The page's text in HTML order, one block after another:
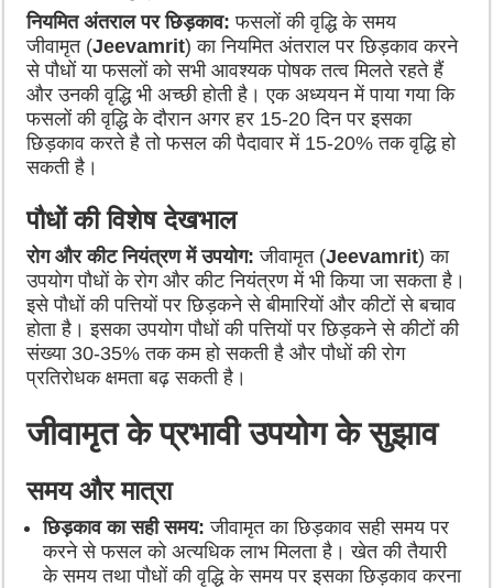
नियमित अंतराल पर छिड़काव: फसलों की वृद्धि के समय
जीवामृत (Jeevamrit) का नियमित अंतराल पर छिड़काव करने
से पौधों या फसलों को सभी आवश्यक पोषक तत्व मिलते रहते हैं
और उनकी वृद्धि भी अच्छी होती है। एक अध्ययन में पाया गया कि
फसलों की वृद्धि के दौरान अगर हर 15-20 दिन पर इसका
छिड़काव करते है तो फसल की पैदावार में 15-20% तक वृद्धि हो
सकती है।
पौधों की विशेष देखभाल
रोग और कीट नियंत्रण में उपयोग: जीवामृत (Jeevamrit) का
उपयोग पौधों के रोग और कीट नियंत्रण में भी किया जा सकता है।
इसे पौधों की पत्तियों पर छिड़कने से बीमारियों और कीटों से बचाव
होता है। इसका उपयोग पौधों की पत्तियों पर छिड़कने से कीटों की
संख्या 30-35% तक कम हो सकती है और पौधों की रोग
प्रतिरोधक क्षमता बढ़ सकती है।
जीवामृत के प्रभावी उपयोग के सुझाव
समय और मात्रा
छिड़काव का सही समय: जीवामृत का छिड़काव सही समय पर
करने से फसल को अत्यधिक लाभ मिलता है। खेत की तैयारी
के समय तथा पौधों की वृद्धि के समय पर इसका छिड़काव करना